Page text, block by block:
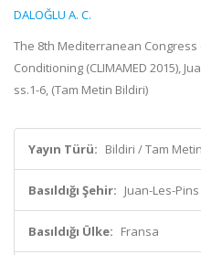
DALOĞLU A. C.
The 8th Mediterranean
Conditioning (CLIMAMED 2015),
ss.1-6, (Tam Metin Bildiri)
Yayın Türü: Bildiri / Tam
Basıldığı Şehir: Juan-Les-Pins
Basıldığı Ülke: Fransa